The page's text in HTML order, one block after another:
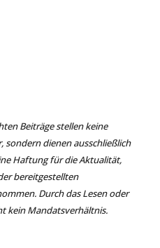
Beiträge stellen keine
sondern dienen ausschließlich
Haftung für die Aktualität,
bereitgestellten
Durch das Lesen oder
kein Mandatsverhältnis.